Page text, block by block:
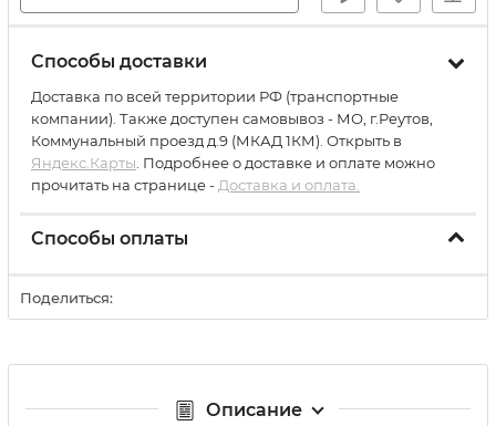
Способы доставки
Доставка по всей территории РФ (транспортные
компании). Также доступен самовывоз - МО, г.Реутов,
Коммунальный проезд д.9 (МКАД 1КМ). Открыть в
Яндекс.Карты . Подробнее о доставке и оплате можно
прочитать на странице - Доставка и оплата.
Способы оплаты
Поделиться:
Описание